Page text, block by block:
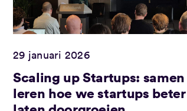
29 januari 2026
Scaling up Startups: samen
leren hoe we startups beter